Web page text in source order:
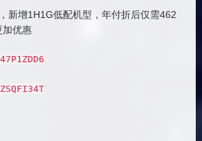
新增1H1G低配机型，年付折后仅需462
加优惠